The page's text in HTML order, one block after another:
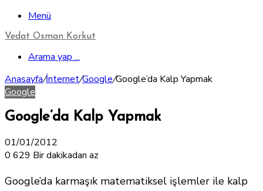
Menü
Vedat Osman Korkut
Arama yap ...
Anasayfa/İnternet/Google/Google’da Kalp Yapmak
Google
Google’da Kalp Yapmak
01/01/2012
0 629 Bir dakikadan az
Google’da karmaşık matematiksel işlemler ile kalp